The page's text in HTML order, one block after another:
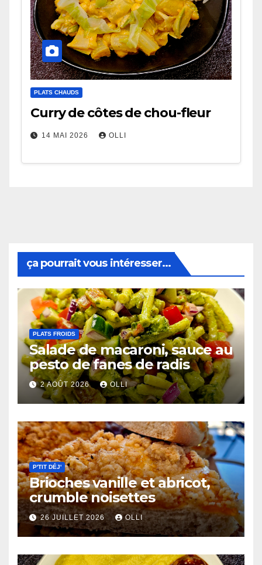
PLATS CHAUDS
Curry de côtes de chou-fleur
14 MAI 2026 OLLI
ça pourrait vous intéresser...
PLATS FROIDS
Salade de macaroni, sauce au
pesto de fanes de radis
2 AOÛT 2026 OLLI
P'TIT DÉJ'
Brioches vanille et abricot,
crumble noisettes
26 JUILLET 2026 OLLI